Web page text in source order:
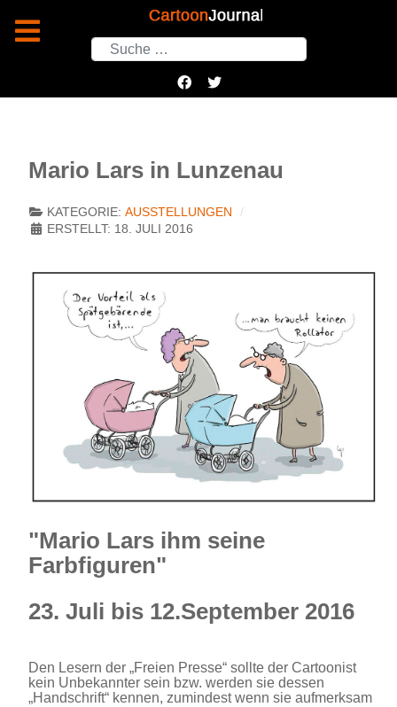
Suchen
Mario Lars in Lunzenau
KATEGORIE: AUSSTELLUNGEN
ERSTELLT: 18. JULI 2016
"Mario Lars ihm seine
Farbfiguren"
23. Juli bis 12.September 2016
Den Lesern der „Freien Presse“ sollte der Cartoonist
kein Unbekannter sein bzw. werden sie dessen
„Handschrift“ kennen, zumindest wenn sie aufmerksam